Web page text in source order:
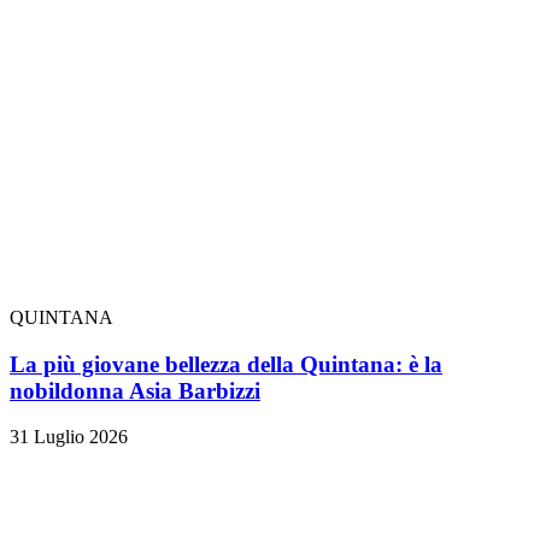
QUINTANA
La più giovane bellezza della Quintana: è la
nobildonna Asia Barbizzi
31 Luglio 2026